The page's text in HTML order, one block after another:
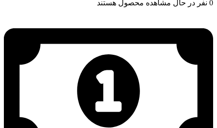
0 نفر در حال مشاهده محصول هستند